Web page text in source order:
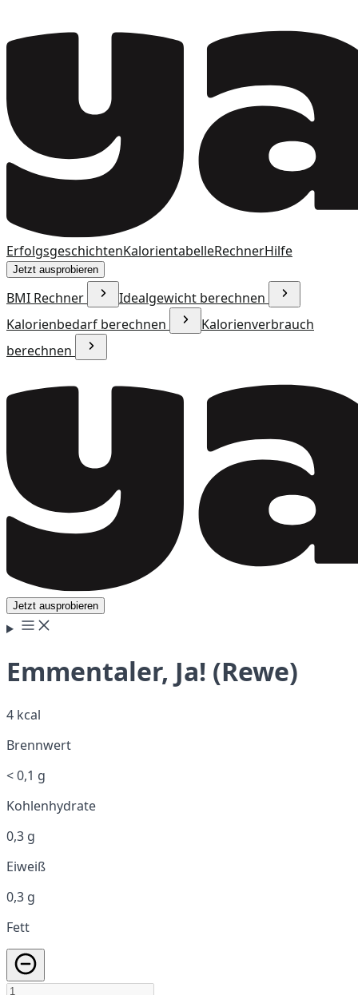
ErfolgsgeschichtenKalorientabelleRechnerHilfe
Jetzt ausprobieren
BMI Rechner
Idealgewicht berechnen
Kalorienbedarf berechnen
Kalorienverbrauch
berechnen
Jetzt ausprobieren
Emmentaler, Ja! (Rewe)
4 kcal
Brennwert
< 0,1 g
Kohlenhydrate
0,3 g
Eiweiß
0,3 g
Fett